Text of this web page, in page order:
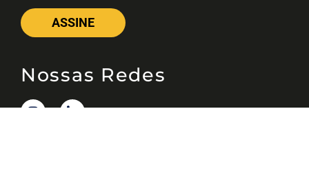
ASSINE
Nossas Redes